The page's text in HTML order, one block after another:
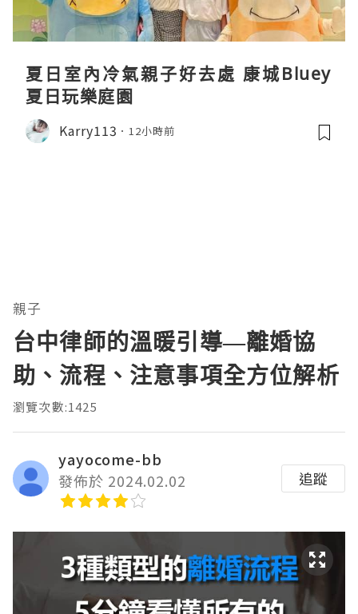
夏日室內冷氣親子好去處 康城Bluey
夏日玩樂庭園
Karry113 12小時前
親子
台中律師的溫暖引導—離婚協
助、流程、注意事項全方位解析
瀏覽次數:1425
yayocome-bb
發佈於 2024.02.02
追蹤